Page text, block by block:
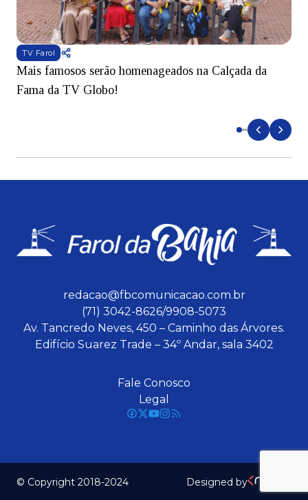
TV Farol
Mais famosos serão homenageados na Calçada da
Fama da TV Globo!
redacao@fbcomunicacao.com.br
(71) 3042-8626/9908-5073
Av. Tancredo Neves, 450 – Caminho das Árvores.
Edifício Suarez Trade – 34º Andar, sala 3402
Fale Conosco
Legal
© Copyright 2018-2024 Designed by